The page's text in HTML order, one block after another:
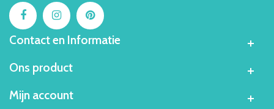
Contact en Informatie
Ons product
Mijn account